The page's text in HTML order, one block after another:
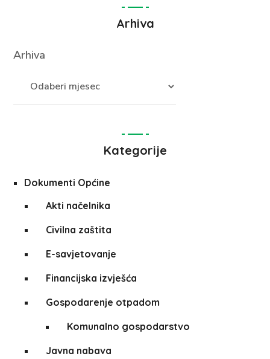
Arhiva
Arhiva
Kategorije
Dokumenti Općine
Akti načelnika
Civilna zaštita
E-savjetovanje
Financijska izvješća
Gospodarenje otpadom
Komunalno gospodarstvo
Javna nabava